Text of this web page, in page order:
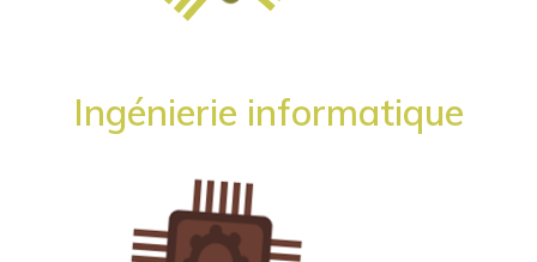
Ingénierie informatique